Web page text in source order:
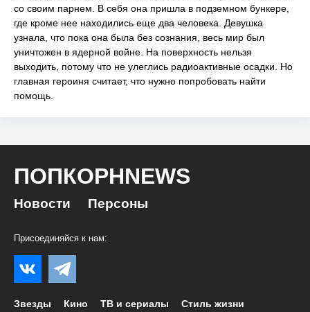
со своим парнем. В себя она пришла в подземном бункере,
где кроме нее находились еще два человека. Девушка
узнала, что пока она была без сознания, весь мир был
уничтожен в ядерной войне. На поверхность нельзя
выходить, потому что не улеглись радиоактивные осадки. Но
главная героиня считает, что нужно попробовать найти
помощь.
ПОПКОРНNEWS
Новости Персоны
Присоединяйся к нам:
Звезды Кино ТВ и сериалы Стиль жизни